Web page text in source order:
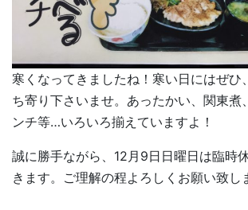
寒くなってきましたね！寒い日にはぜひ
ち寄り下さいませ。あったかい、関東煮
ンチ等…いろいろ揃えていますよ！
誠に勝手ながら、12月9日日曜日は臨時
きます。ご理解の程よろしくお願い致し